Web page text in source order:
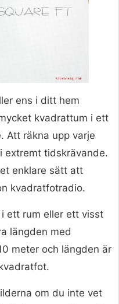
ens i ditt hem
kvadrattum i ett
Att räkna upp varje
extremt tidskrävande.
enklare sätt att
kvadratfotradio.
ett rum eller ett visst
längden med
meter och längden är
om du inte vet